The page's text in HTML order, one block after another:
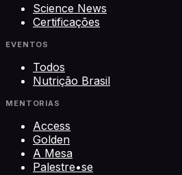
Science News
Certificações
EVENTOS
Todos
Nutrição Brasil
MENTORIAS
Access
Golden
A Mesa
Palestre•se